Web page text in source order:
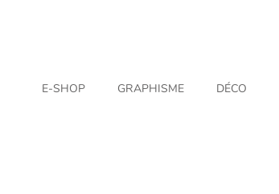
E-SHOP GRAPHISME DÉCO